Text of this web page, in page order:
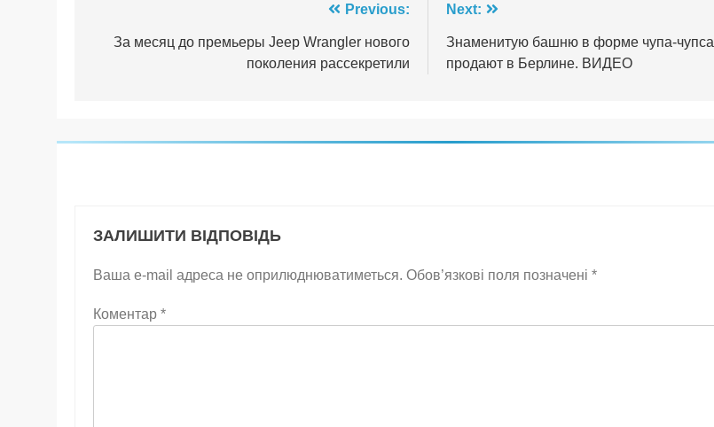
записів
Previous:
За месяц до премьеры Jeep Wrangler нового
поколения рассекретили
Next:
Знаменитую башню в форме чупа-чупса
продают в Берлине. ВИДЕО
ЗАЛИШИТИ ВІДПОВІДЬ
Ваша e-mail адреса не оприлюднюватиметься. Обов’язкові поля позначені *
Коментар *